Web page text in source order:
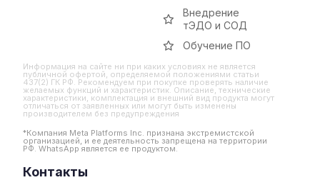
Внедрение
тЭДО и СОД
Обучение ПО
Информация на сайте ни при каких условиях не является
публичной офертой, определяемой положениями статьи
437(2) ГК РФ. Рекомендуем при покупке проверять наличие
желаемых функций и характеристик. Описание, технические
характеристики, комплектация и внешний вид продукта могут
отличаться от заявленных или могут быть изменены
производителем без предупреждения
*Компания Meta Platforms Inc. признана экстремистской
организацией, и ее деятельность запрещена на территории
РФ. WhatsApp является ее продуктом.
Контакты